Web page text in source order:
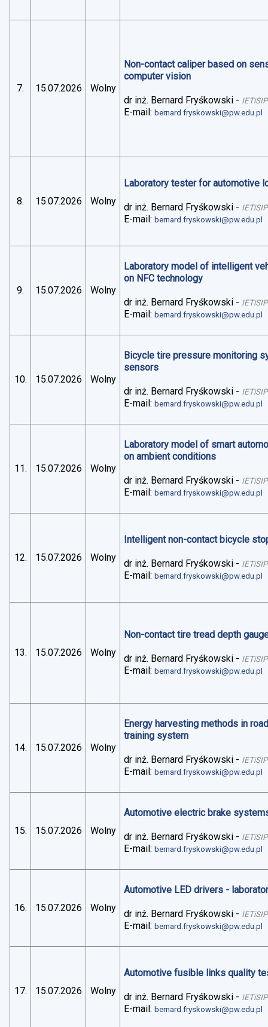
7. 15.07.2026 Wolny
Non-contact caliper based on
computer vision
dr inż. Bernard Fryśkowski - IETiSIP
E-mail:bernard.fryskowski@pw.edu.pl
8. 15.07.2026 Wolny
Laboratory tester for automotive
dr inż. Bernard Fryśkowski - IETiSIP
E-mail:bernard.fryskowski@pw.edu.pl
9. 15.07.2026 Wolny
Laboratory model of intelligent
on NFC technology
dr inż. Bernard Fryśkowski - IETiSIP
E-mail:bernard.fryskowski@pw.edu.pl
10. 15.07.2026 Wolny
Bicycle tire pressure monitoring
sensors
dr inż. Bernard Fryśkowski - IETiSIP
E-mail:bernard.fryskowski@pw.edu.pl
11. 15.07.2026 Wolny
Laboratory model of smart
on ambient conditions
dr inż. Bernard Fryśkowski - IETiSIP
E-mail:bernard.fryskowski@pw.edu.pl
12. 15.07.2026 Wolny
Intelligent non-contact bicycle
dr inż. Bernard Fryśkowski - IETiSIP
E-mail:bernard.fryskowski@pw.edu.pl
13. 15.07.2026 Wolny
Non-contact tire tread depth
dr inż. Bernard Fryśkowski - IETiSIP
E-mail:bernard.fryskowski@pw.edu.pl
14. 15.07.2026 Wolny
Energy harvesting methods in
training system
dr inż. Bernard Fryśkowski - IETiSIP
E-mail:bernard.fryskowski@pw.edu.pl
15. 15.07.2026 Wolny
Automotive electric brake
dr inż. Bernard Fryśkowski - IETiSIP
E-mail:bernard.fryskowski@pw.edu.pl
16. 15.07.2026 Wolny
Automotive LED drivers -
dr inż. Bernard Fryśkowski - IETiSIP
E-mail:bernard.fryskowski@pw.edu.pl
17. 15.07.2026 Wolny
Automotive fusible links quality
dr inż. Bernard Fryśkowski - IETiSIP
E-mail:bernard.fryskowski@pw.edu.pl